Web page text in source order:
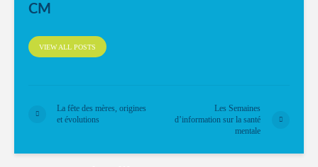
CM
VIEW ALL POSTS
La fête des mères, origines
et évolutions
Les Semaines
d’information sur la santé
mentale